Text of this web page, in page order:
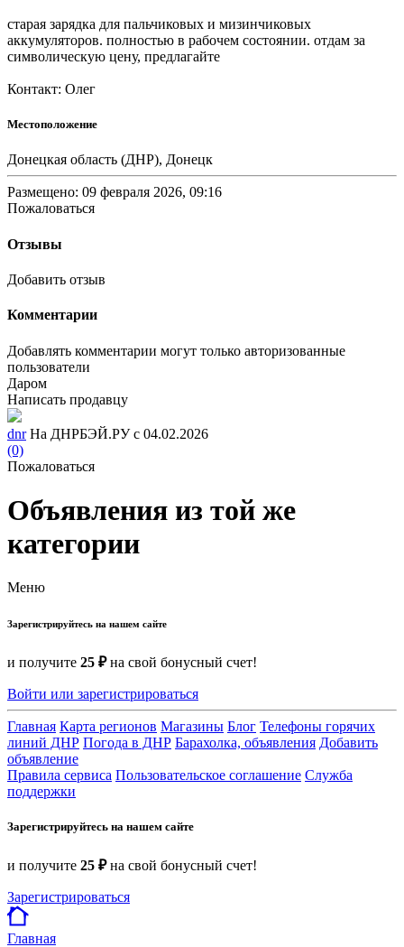
старая зарядка для пальчиковых и мизинчиковых
аккумуляторов. полностью в рабочем состоянии. отдам за
символическую цену, предлагайте
Контакт: Олег
Местоположение
Донецкая область (ДНР), Донецк
Размещено: 09 февраля 2026, 09:16
Пожаловаться
Отзывы
Добавить отзыв
Комментарии
Добавлять комментарии могут только авторизованные
пользователи
Даром
Написать продавцу
dnr На ДНРБЭЙ.РУ с 04.02.2026
(0)
Пожаловаться
Объявления из той же
категории
Меню
Зарегистрируйтесь на нашем сайте
и получите 25 ₽на свой бонусный счет!
Войти или зарегистрироваться
Главная Карта регионов Магазины Блог Телефоны горячих
линий ДНР Погода в ДНР Барахолка, объявления Добавить
объявление
Правила сервиса Пользовательское соглашение Служба
поддержки
Зарегистрируйтесь на нашем сайте
и получите 25 ₽на свой бонусный счет!
Зарегистрироваться
Главная